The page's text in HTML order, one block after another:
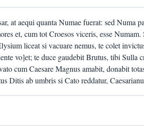
at aequi quanta Numae fuerat: sed Numa
et, cum tot Croesos viceris, esse Numam.
liceat si vacuare nemus, te colet
vo]et; te duce gaudebit Brutus, tibi Sulla
cum Caesare Magnus amabit, donabit
Ditis ab umbris si Cato reddatur,